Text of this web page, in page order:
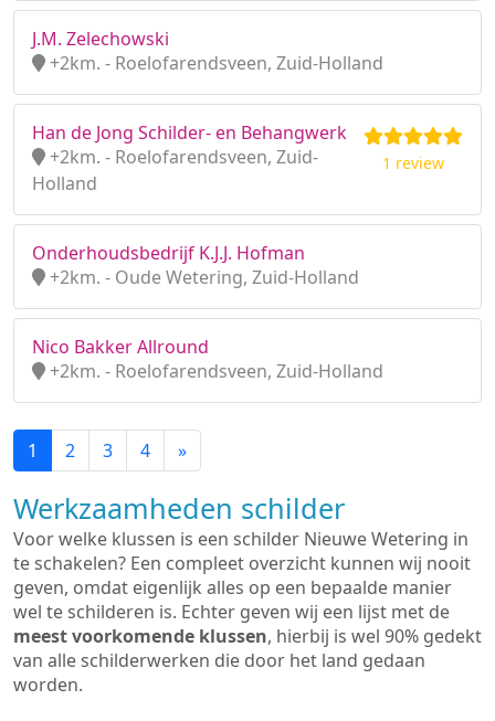
J.M. Zelechowski
+2km. - Roelofarendsveen, Zuid-Holland
Han de Jong Schilder- en Behangwerk
+2km. - Roelofarendsveen, Zuid-
Holland
1 review
Onderhoudsbedrijf K.J.J. Hofman
+2km. - Oude Wetering, Zuid-Holland
Nico Bakker Allround
+2km. - Roelofarendsveen, Zuid-Holland
1 2 3 4 »
Werkzaamheden schilder
Voor welke klussen is een schilder Nieuwe Wetering in
te schakelen? Een compleet overzicht kunnen wij nooit
geven, omdat eigenlijk alles op een bepaalde manier
wel te schilderen is. Echter geven wij een lijst met de
meest voorkomende klussen, hierbij is wel 90% gedekt
van alle schilderwerken die door het land gedaan
worden.